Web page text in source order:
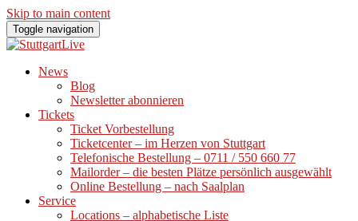
Skip to main content
Toggle navigation
News
Blog
Newsletter abonnieren
Tickets
Ticket Vorbestellung
Ticketcenter – im Herzen von Stuttgart
Telefonische Bestellung – 0711 / 550 660 77
Mailorder – die besten Plätze persönlich ausgewählt
Online Bestellung – nach Saalplan
Service
Locations – alphabetische Liste